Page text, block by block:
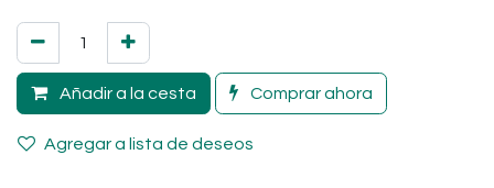
Añadir a la cesta Comprar ahora
Agregar a lista de deseos